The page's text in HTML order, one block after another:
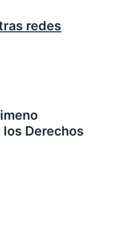
redes
Derechos